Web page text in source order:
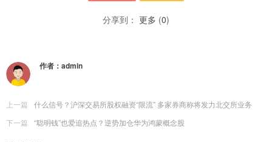
分享到： 更多 (0)
作者： admin
上一篇
什么信号？沪深交易所股权融资“限流” 多家券商称将发力北交所业务
下一篇
“聪明钱”也爱追热点？逆势加仓华为鸿蒙概念股